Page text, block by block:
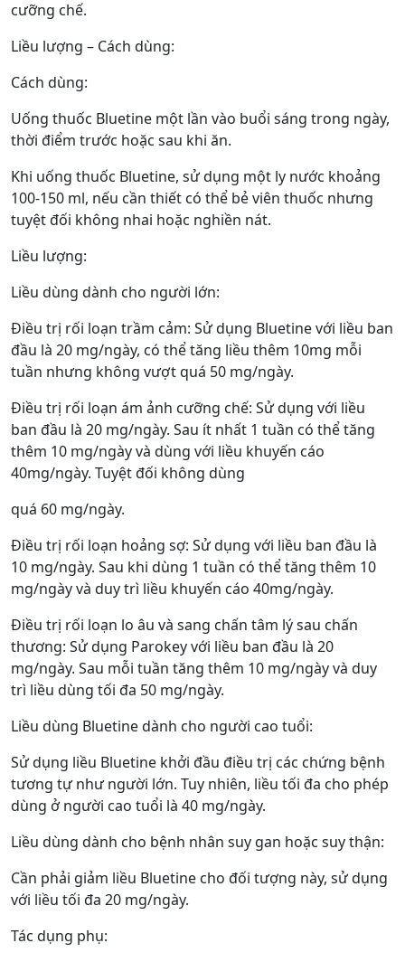
cưỡng chế.
Liều lượng – Cách dùng:
Cách dùng:
Uống thuốc Bluetine một lần vào buổi sáng trong ngày,
thời điểm trước hoặc sau khi ăn.
Khi uống thuốc Bluetine, sử dụng một ly nước khoảng
100-150 ml, nếu cần thiết có thể bẻ viên thuốc nhưng
tuyệt đối không nhai hoặc nghiền nát.
Liều lượng:
Liều dùng dành cho người lớn:
Điều trị rối loạn trầm cảm: Sử dụng Bluetine với liều ban
đầu là 20 mg/ngày, có thể tăng liều thêm 10mg mỗi
tuần nhưng không vượt quá 50 mg/ngày.
Điều trị rối loạn ám ảnh cưỡng chế: Sử dụng với liều
ban đầu là 20 mg/ngày. Sau ít nhất 1 tuần có thể tăng
thêm 10 mg/ngày và dùng với liều khuyến cáo
40mg/ngày. Tuyệt đối không dùng
quá 60 mg/ngày.
Điều trị rối loạn hoảng sợ: Sử dụng với liều ban đầu là
10 mg/ngày. Sau khi dùng 1 tuần có thể tăng thêm 10
mg/ngày và duy trì liều khuyến cáo 40mg/ngày.
Điều trị rối loạn lo âu và sang chấn tâm lý sau chấn
thương: Sử dụng Parokey với liều ban đầu là 20
mg/ngày. Sau mỗi tuần tăng thêm 10 mg/ngày và duy
trì liều dùng tối đa 50 mg/ngày.
Liều dùng Bluetine dành cho người cao tuổi:
Sử dụng liều Bluetine khởi đầu điều trị các chứng bệnh
tương tự như người lớn. Tuy nhiên, liều tối đa cho phép
dùng ở người cao tuổi là 40 mg/ngày.
Liều dùng dành cho bệnh nhân suy gan hoặc suy thận:
Cần phải giảm liều Bluetine cho đối tượng này, sử dụng
với liều tối đa 20 mg/ngày.
Tác dụng phụ: